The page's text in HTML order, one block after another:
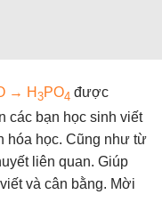
→ H 3PO4 được
các bạn học sinh viết
hóa học. Cũng như từ
liên quan. Giúp
và cân bằng. Mời